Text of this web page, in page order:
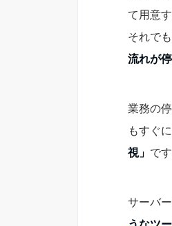
て用意
それで
流れが
業務の
もすぐ
視」 です
サーバ